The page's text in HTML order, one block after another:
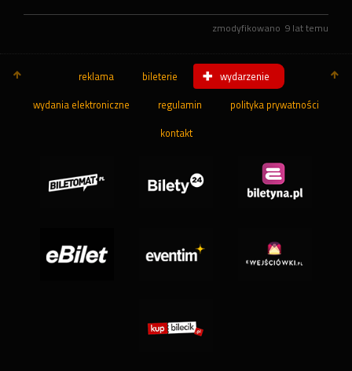
zmodyfikowano 9 lat temu
reklama bileterie wydarzenie
wydania elektroniczne regulamin polityka prywatności
kontakt